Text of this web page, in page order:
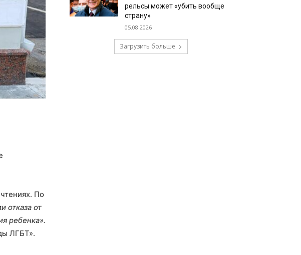
По
отказа от
ребенка».
ЛГБТ».
рельсы может «убить вообще
страну»
05.08.2026
Загрузить больше